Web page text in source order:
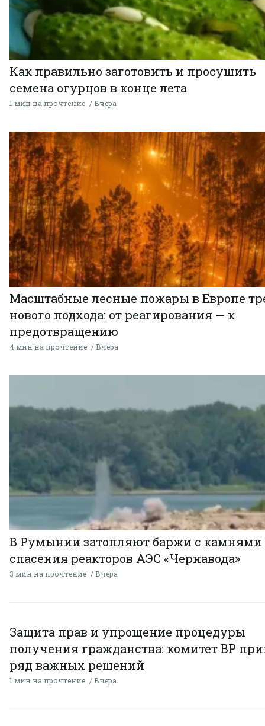
Как правильно заготовить и просушить
семена огурцов в конце лета
1 мин на прочтение Вчера
Масштабные лесные пожары в Европе
нового подхода: от реагирования — к
предотвращению
4 мин на прочтение Вчера
В Румынии затопляют баржи с камнями
спасения реакторов АЭС «Чернавода»
3 мин на прочтение Вчера
Защита прав и упрощение процедуры
получения гражданства: комитет ВР
ряд важных решений
1 мин на прочтение Вчера